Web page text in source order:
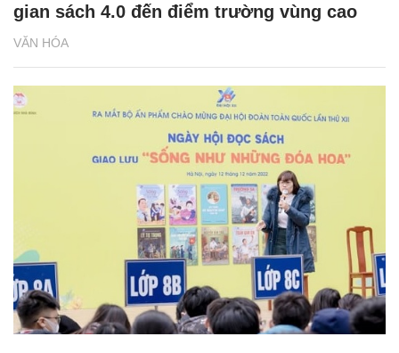
VĂN HÓA
gian sách 4.0 đến điểm trường vùng cao